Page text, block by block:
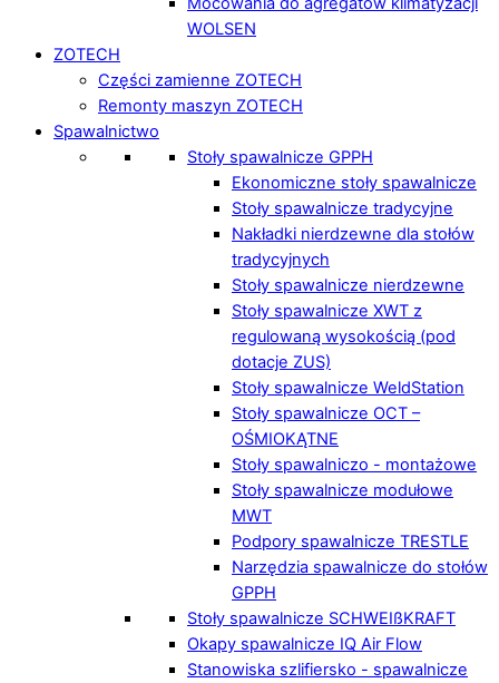
WOLSEN
ZOTECH
Części zamienne ZOTECH
Remonty maszyn ZOTECH
Spawalnictwo
Stoły spawalnicze GPPH
Ekonomiczne stoły spawalnicze
Stoły spawalnicze tradycyjne
Nakładki nierdzewne dla stołów
tradycyjnych
Stoły spawalnicze nierdzewne
Stoły spawalnicze XWT z
regulowaną wysokością (pod
dotacje ZUS)
Stoły spawalnicze WeldStation
Stoły spawalnicze OCT –
OŚMIOKĄTNE
Stoły spawalniczo - montażowe
Stoły spawalnicze modułowe
MWT
Podpory spawalnicze TRESTLE
Narzędzia spawalnicze do stołów
GPPH
Stoły spawalnicze SCHWEIßKRAFT
Okapy spawalnicze IQ Air Flow
Stanowiska szlifiersko - spawalnicze